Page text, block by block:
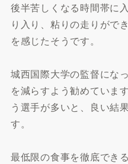
後半苦しくなる時間帯に
り入り、粘りの走りがで
を感じたそうです。
城西国際大学の監督にな
を減らすよう勧めていま
う選手が多いと、良い結
す。
最低限の食事を徹底でき